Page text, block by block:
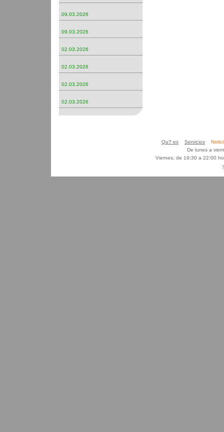
09.03.2026
09.03.2026
02.03.2026
02.03.2026
02.03.2026
02.03.2026
Qu? es Servicios
De lunes a
Viernes, de 19:30 a 22:00